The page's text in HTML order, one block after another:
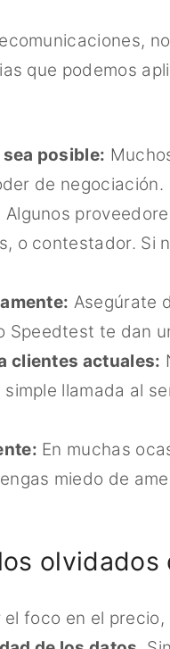
que podemos
posible:
de negociación.
Algunos
o contestador. Si
Asegúrate
Speedtest te dan
clientes actuales:
llamada al
En muchas
miedo de
foco en el